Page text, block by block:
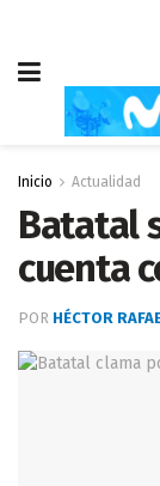
Inicio Actualidad
Batatal
cuenta
POR HÉCTOR